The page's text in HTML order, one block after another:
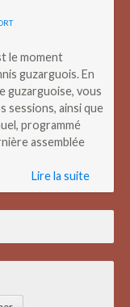
le moment
guzarguois. En
guzarguoise, vous
sessions, ainsi que
programmé
assemblée
Lire la suite